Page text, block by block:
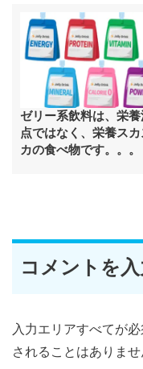
ゼリー系飲料は、栄養
点ではなく、栄養スカ
カの食べ物です。。。
コメントを
入力エリアすべてが
されることはありませ